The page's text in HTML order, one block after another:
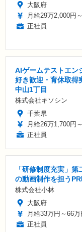
大阪府
月給29万2,000円
正社員
AIゲームテストエン
好き歓迎・育休取得
中山1丁目
株式会社キソシン
千葉県
月給26万1,700円
正社員
「研修制度充実」
の動画制作を担う
株式会社小林
大阪府
月給33万円～66万
正社員